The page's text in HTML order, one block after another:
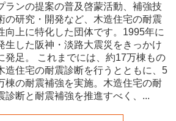
ランの提案の普及啓蒙活動、補強技
の研究・開発など、木造住宅の耐震
向上に特化した団体です。1995年に
生した阪神・淡路大震災をきっかけ
発足。 これまでには、約17万棟もの
造住宅の耐震診断を行うとともに、5
棟の耐震補強を実施。木造住宅の耐
診断と耐震補強を推進すべく、...